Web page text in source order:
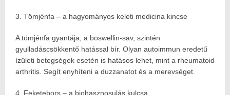
3. Tömjénfa – a hagyományos keleti medicina kincse
A tömjénfa gyantája, a boswellin-sav, szintén
gyulladáscsökkentő hatással bír. Olyan autoimmun eredetű
ízületi betegségek esetén is hatásos lehet, mint a rheumatoid
arthritis. Segít enyhíteni a duzzanatot és a merevséget.
4. Feketebors – a biohasznosulás kulcsa